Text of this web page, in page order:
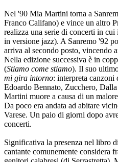
Nel '90 Mia Martini torna a
Franco Califano) e vince un altro
realizza una serie di concerti in
in versione jazz). A Sanremo '92
arriva al secondo posto, vincendo
Nella edizione successiva è in
(Stiamo come stiamo). Il suo
mi gira intorno: interpreta
Edoardo Bennato, Zucchero,
Martini muore a causa di un
Da poco era andata ad abitare
Varese. Un paio di giorni dopo
concerti.
Significativa la presenza nel libro
cantante comunemente considera